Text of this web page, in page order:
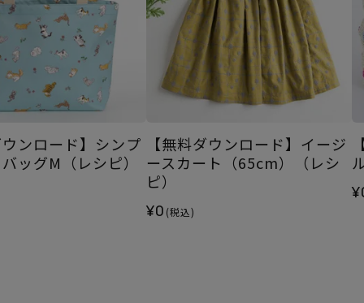
ンロード】シンプ
ッグM（レシピ）
【無料ダウンロード】イージ
ースカート（65cm）（レシ
ピ）
¥0 (税込)